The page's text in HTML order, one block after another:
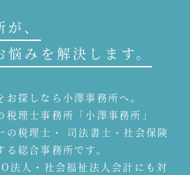
、
悩みを解決します。
お探しなら小澤事務所へ。
税理士事務所「小澤事務所」
の税理士・ 司法書士・社会保険
総合事務所です。
法人・社会福祉法人会計にも対